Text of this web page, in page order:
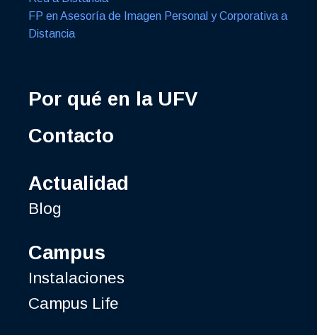
FP en Asesoría de Imagen Personal y Corporativa a
Distancia
Por qué en la UFV
Contacto
Actualidad
Blog
Campus
Instalaciones
Campus Life